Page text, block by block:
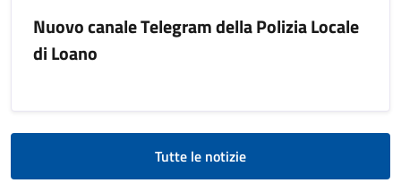
Nuovo canale Telegram della Polizia Locale
di Loano
Tutte le notizie